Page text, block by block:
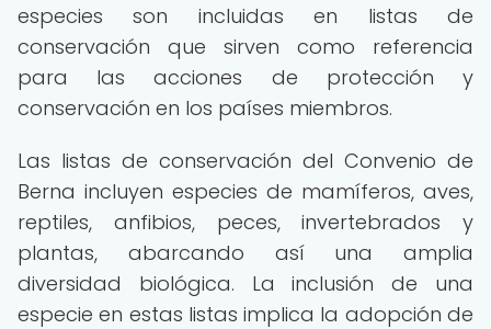
especies son incluidas en listas de
conservación que sirven como referencia
para las acciones de protección y
conservación en los países miembros.
Las listas de conservación del Convenio de
Berna incluyen especies de mamíferos, aves,
reptiles, anfibios, peces, invertebrados y
plantas, abarcando así una amplia
diversidad biológica. La inclusión de una
especie en estas listas implica la adopción de